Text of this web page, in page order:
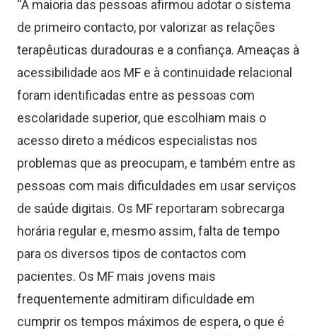
“A maioria das pessoas afirmou adotar o sistema
de primeiro contacto, por valorizar as relações
terapêuticas duradouras e a confiança. Ameaças à
acessibilidade aos MF e à continuidade relacional
foram identificadas entre as pessoas com
escolaridade superior, que escolhiam mais o
acesso direto a médicos especialistas nos
problemas que as preocupam, e também entre as
pessoas com mais dificuldades em usar serviços
de saúde digitais. Os MF reportaram sobrecarga
horária regular e, mesmo assim, falta de tempo
para os diversos tipos de contactos com
pacientes. Os MF mais jovens mais
frequentemente admitiram dificuldade em
cumprir os tempos máximos de espera, o que é